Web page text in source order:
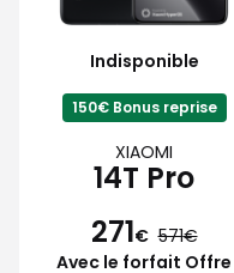
Indisponible
150€ Bonus reprise
XIAOMI
14T Pro
271€ 571
Avec le forfait Offre